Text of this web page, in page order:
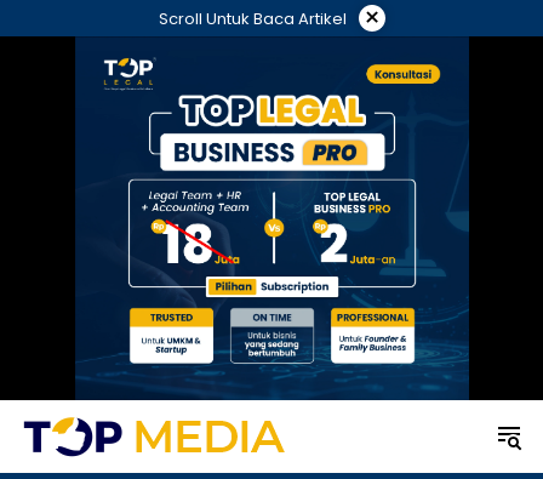
ke
Scroll Untuk Baca Artikel ×